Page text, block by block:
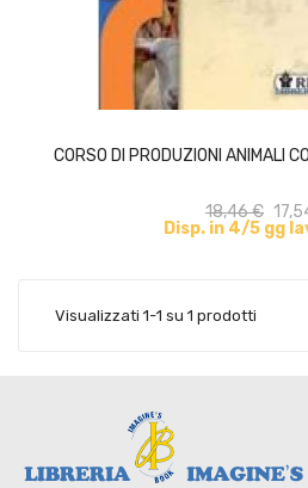
CORSO DI PRODUZIONI ANIMALI
18,46 €
Disp. in 4/5 gg
Visualizzati 1-1 su 1 prodotti